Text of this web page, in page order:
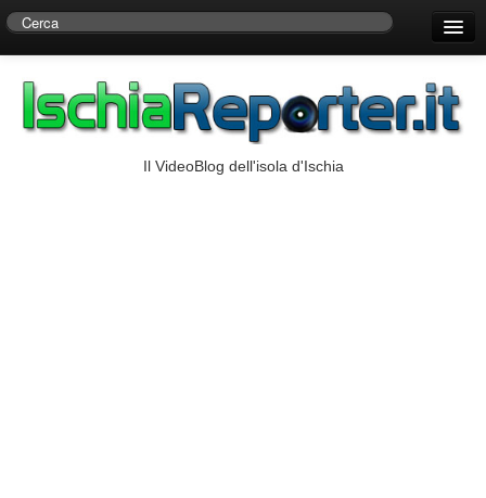
Centro di Ricerche Storiche D’Ambra
Il VideoBlog dell'isola d'Ischia